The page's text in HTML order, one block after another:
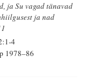
ja Su vagad tänavad
ja nad
4
1978–86